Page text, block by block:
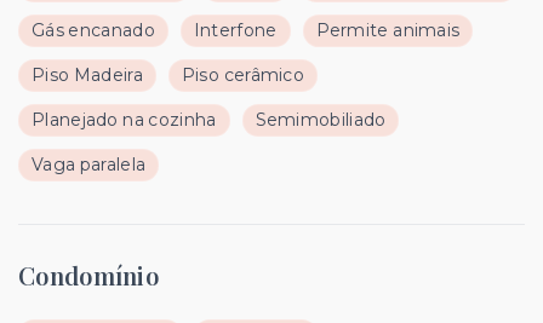
Gás encanado Interfone Permite animais
Piso Madeira Piso cerâmico
Planejado na cozinha Semimobiliado
Vaga paralela
Condomínio